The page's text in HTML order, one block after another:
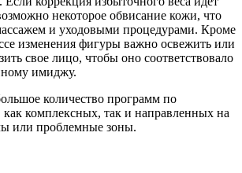
некоторое обвисание кожи, что
и уходовыми процедурами. Кроме
изменения фигуры важно освежить или
свое лицо, чтобы оно соответствовало
имиджу.
количество программ по
комплексных, так и направленных на
или проблемные зоны.